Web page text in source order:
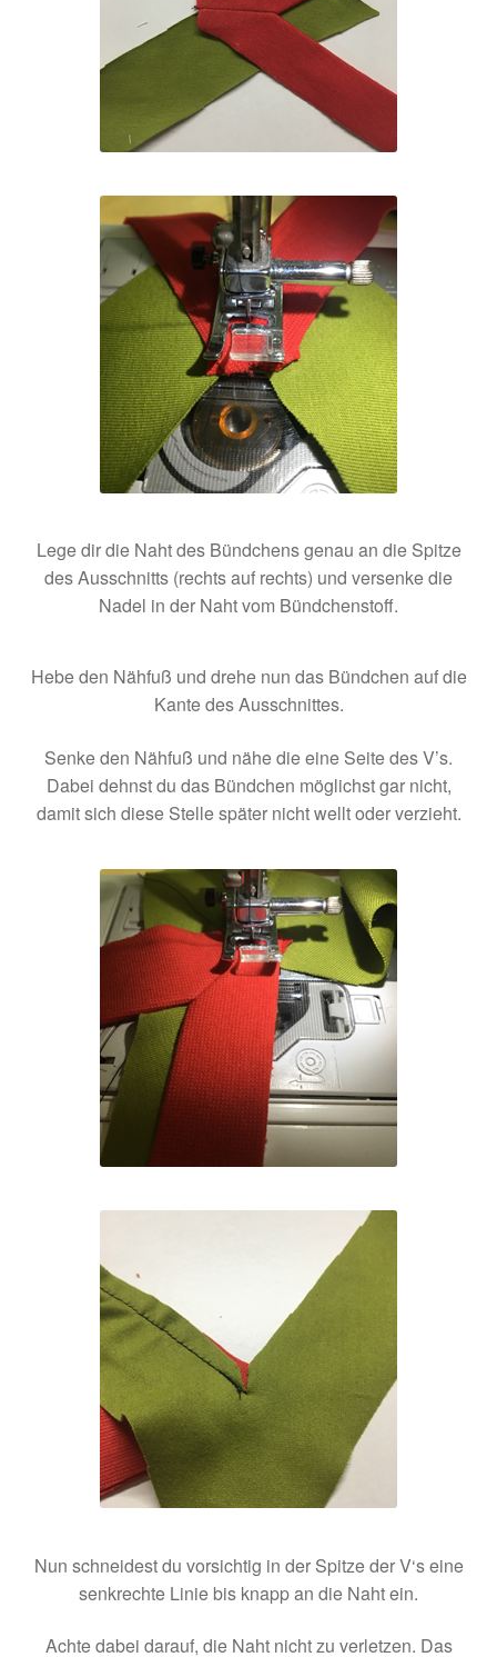
Lege dir die Naht des Bündchens genau an die Spitze
des Ausschnitts (rechts auf rechts) und versenke die
Nadel in der Naht vom Bündchenstoff.
Hebe den Nähfuß und drehe nun das Bündchen auf die
Kante des Ausschnittes.
Senke den Nähfuß und nähe die eine Seite des V’s.
Dabei dehnst du das Bündchen möglichst gar nicht,
damit sich diese Stelle später nicht wellt oder verzieht.
Nun schneidest du vorsichtig in der Spitze der V‘s eine
senkrechte Linie bis knapp an die Naht ein.
Achte dabei darauf, die Naht nicht zu verletzen. Das